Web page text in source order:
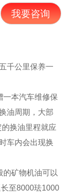
我要咨询
千公里保养一
一本汽车维修保
油周期，大部
换油里程就应
车内会出现换
的矿物机油可以
至8000珐1000